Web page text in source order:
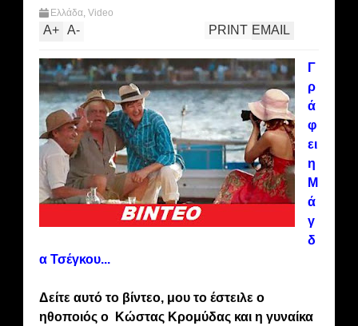
Ελλάδα, Video
A+ A- EMAIL
PRINT
Γ
ρ
ά
φ
ει
η
Μ
ά
γ
δ
α Τσέγκου...
Δείτε αυτό το βίντεο, μου το έστειλε ο
ηθοποιός ο Κώστας Κρομύδας και η γυναίκα